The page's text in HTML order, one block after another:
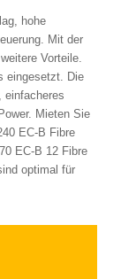
hohe
Mit der
Vorteile.
eingesetzt. Die
einfacheres
Mieten Sie
EC-B Fibre
EC-B 12 Fibre
optimal für